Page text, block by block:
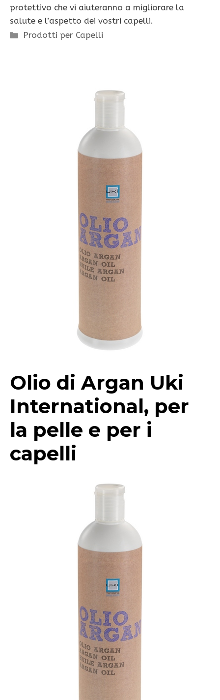
protettivo che vi aiuteranno a migliorare la
salute e l’aspetto dei vostri capelli.
Categorie
Prodotti per Capelli
Olio di Argan Uki
International, per
la pelle e per i
capelli